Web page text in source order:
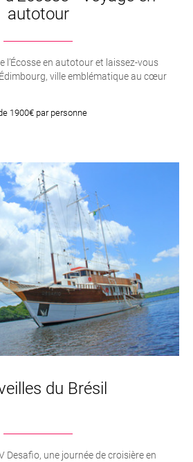
autotour
l’Écosse en autotour et laissez-vous
ville emblématique au cœur
1900€ par personne
du Brésil
Desafio, une journée de croisière en